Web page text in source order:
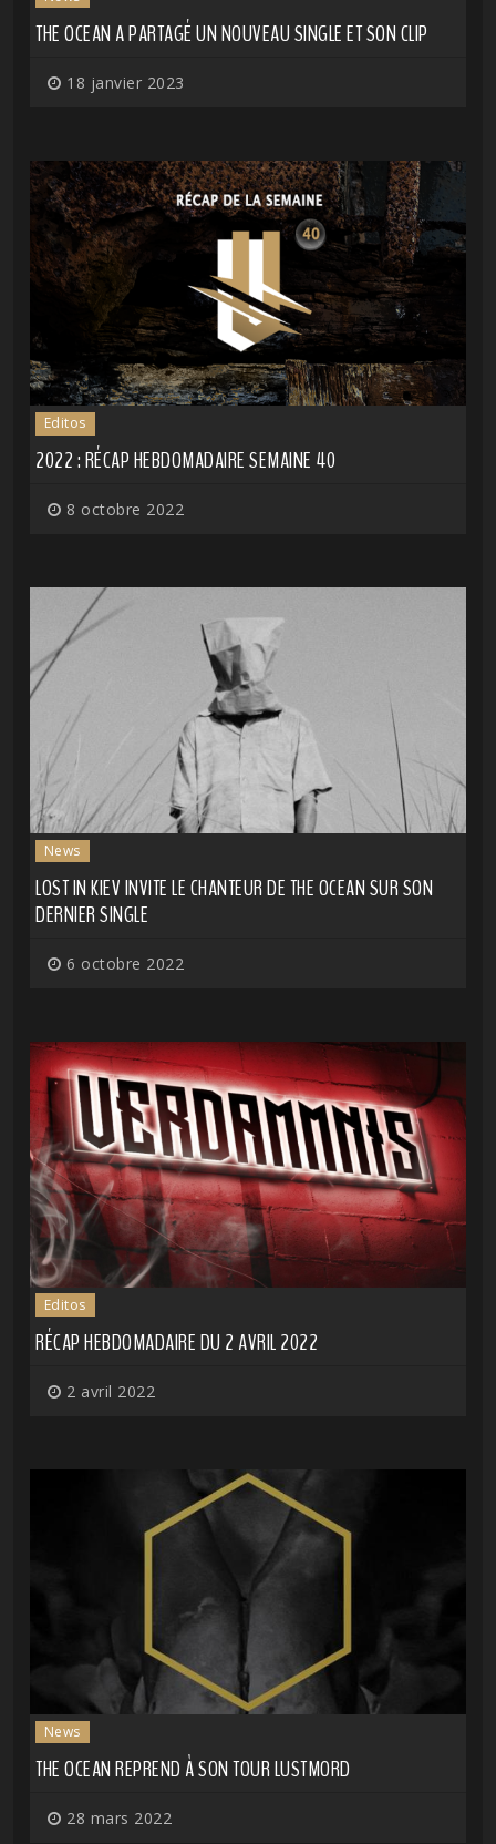
THE OCEAN A PARTAGÉ UN NOUVEAU SINGLE ET SON CLIP
18 janvier 2023
Editos
2022 : RÉCAP HEBDOMADAIRE SEMAINE 40
8 octobre 2022
News
LOST IN KIEV INVITE LE CHANTEUR DE THE OCEAN SUR SON
DERNIER SINGLE
6 octobre 2022
Editos
RÉCAP HEBDOMADAIRE DU 2 AVRIL 2022
2 avril 2022
News
THE OCEAN REPREND À SON TOUR LUSTMORD
28 mars 2022